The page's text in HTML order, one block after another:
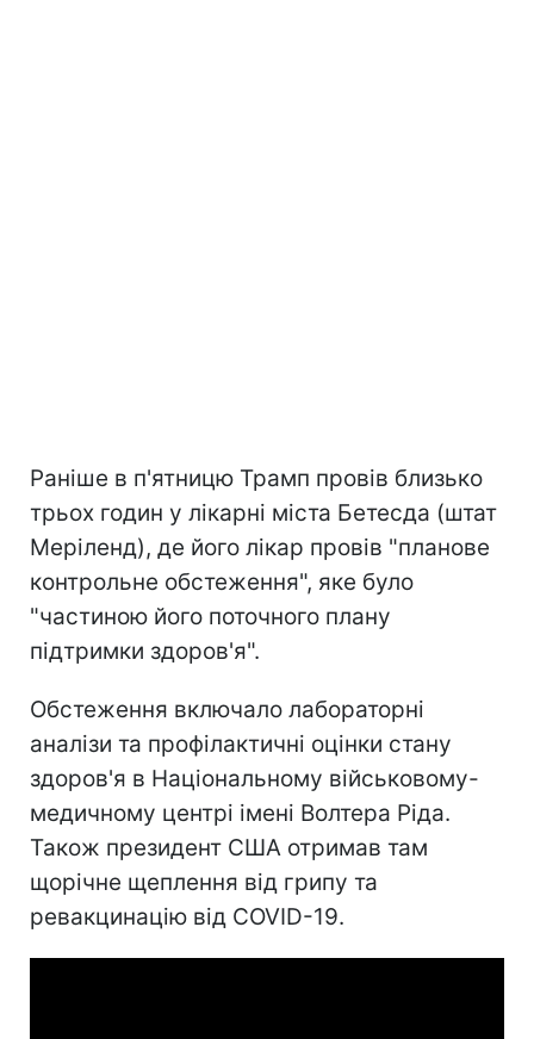
Раніше в п'ятницю Трамп провів близько
трьох годин у лікарні міста Бетесда (штат
Меріленд), де його лікар провів "планове
контрольне обстеження", яке було
"частиною його поточного плану
підтримки здоров'я".
Обстеження включало лабораторні
аналізи та профілактичні оцінки стану
здоров'я в Національному військовому-
медичному центрі імені Волтера Ріда.
Також президент США отримав там
щорічне щеплення від грипу та
ревакцинацію від COVID-19.